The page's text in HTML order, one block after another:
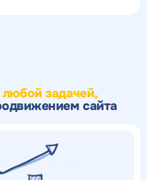
любой задачей,
сайта